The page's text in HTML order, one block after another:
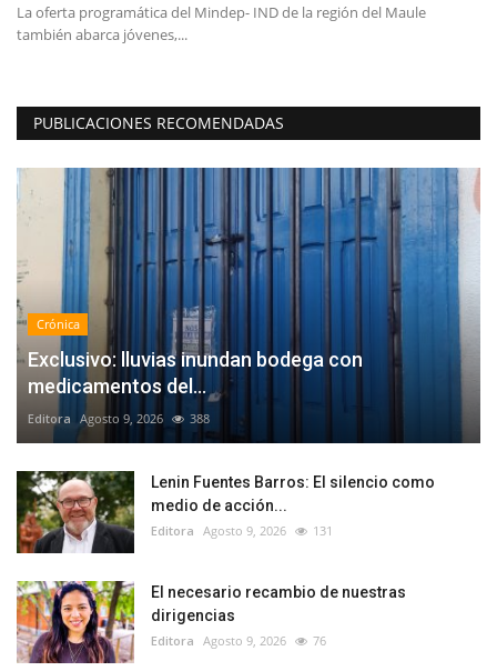
La oferta programática del Mindep- IND de la región del Maule
también abarca jóvenes,...
PUBLICACIONES RECOMENDADAS
Crónica
Exclusivo: lluvias inundan bodega con
medicamentos del...
Editora Agosto 9, 2026 388
Lenin Fuentes Barros: El silencio como
medio de acción...
Editora Agosto 9, 2026 131
El necesario recambio de nuestras
dirigencias
Editora Agosto 9, 2026 76